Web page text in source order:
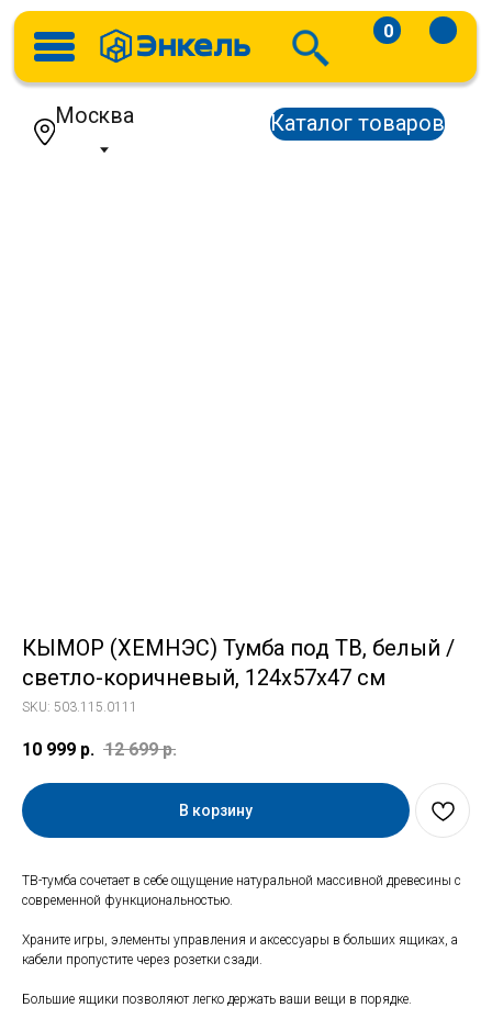
Каталог товаров
Москва
КЫМОР (ХЕМНЭС) Тумба под ТВ, белый /
светло-коричневый, 124х57х47 см
SKU: 503.115.0111
10 999 р. 12 699 р.
В корзину
ТВ-тумба сочетает в себе ощущение натуральной массивной древесины с
современной функциональностью.
Храните игры, элементы управления и аксессуары в больших ящиках, а
кабели пропустите через розетки сзади.
Большие ящики позволяют легко держать ваши вещи в порядке.